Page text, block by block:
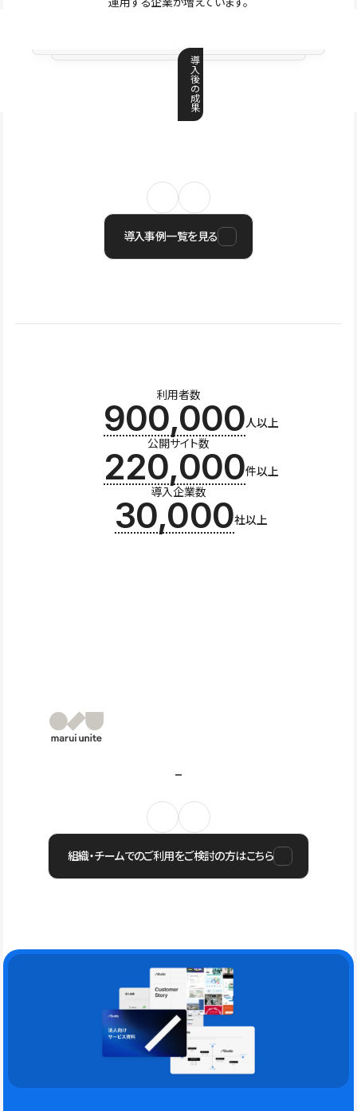
導
入
後
の
成
果
導入事例一覧を見る
利用者数
900,000人以上
公開サイト数
220,000件以上
導入企業数
30,000社以上
組織・チームでのご利用をご検討の方はこちら